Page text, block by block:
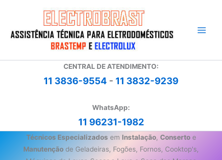
conteúdo
CENTRAL DE ATENDIMENTO:
11 3836-9554 - 11 3832-9239
WhatsApp:
11 96231-1982
Técnicos Especializados em Instalação, Consertoe
Manutenção de Geladeiras, Fogões, Fornos, Cooktop's,